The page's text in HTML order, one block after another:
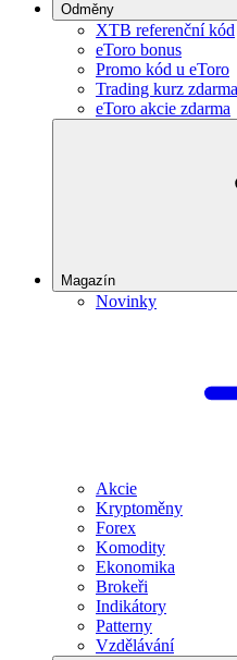
Odměny
XTB referenční kód
eToro bonus
Promo kód u eToro
Trading kurz zdarma
eToro akcie zdarma
Magazín
Novinky
Akcie
Kryptoměny
Forex
Komodity
Ekonomika
Brokeři
Indikátory
Patterny
Vzdělávání